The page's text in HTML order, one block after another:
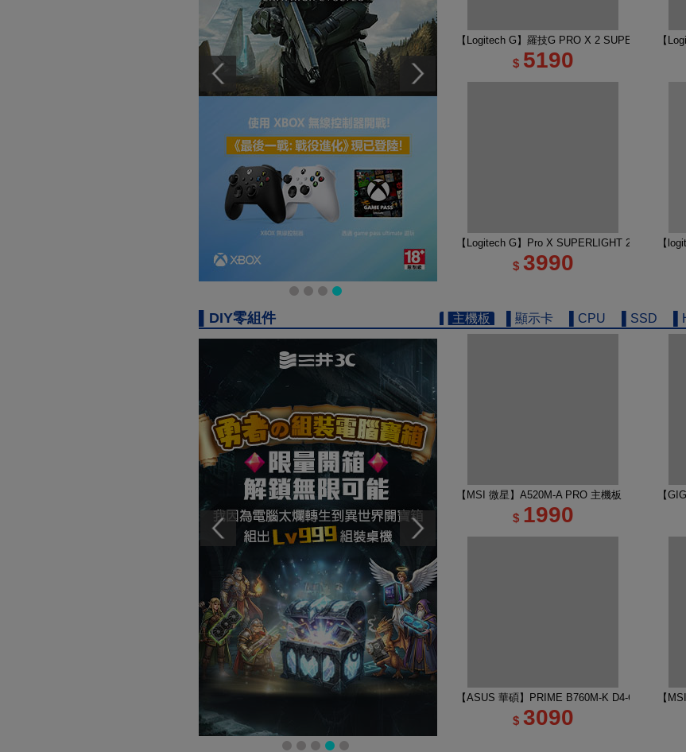
【Logitech G】羅技G PRO X 2 SUPERSTRIKE
$ 5190
【
【Logitech G】Pro X SUPERLIGHT 2 DEX 無線
$ 3990
【
▌DIY零組件 ▌主機板 ▌顯示卡 ▌CPU ▌SSD
【MSI 微星】A520M-A PRO 主機板
$ 1990
【
【ASUS 華碩】PRIME B760M-K D4-CSM 主機板
$ 3090
【